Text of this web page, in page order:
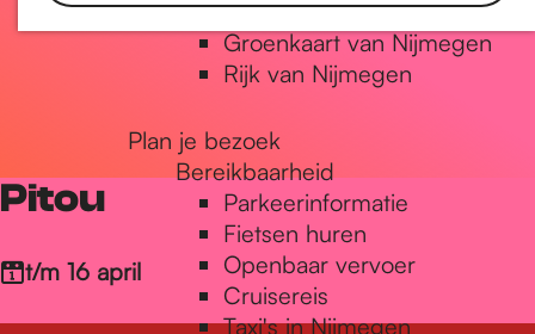
Natuur in Nijmegen
Groenkaart van Nijmegen
Rijk van Nijmegen
Plan je bezoek
Bereikbaarheid
Parkeerinformatie
Fietsen huren
Openbaar vervoer
Cruisereis
Taxi's in Nijmegen
Pitou
t/m 16 april